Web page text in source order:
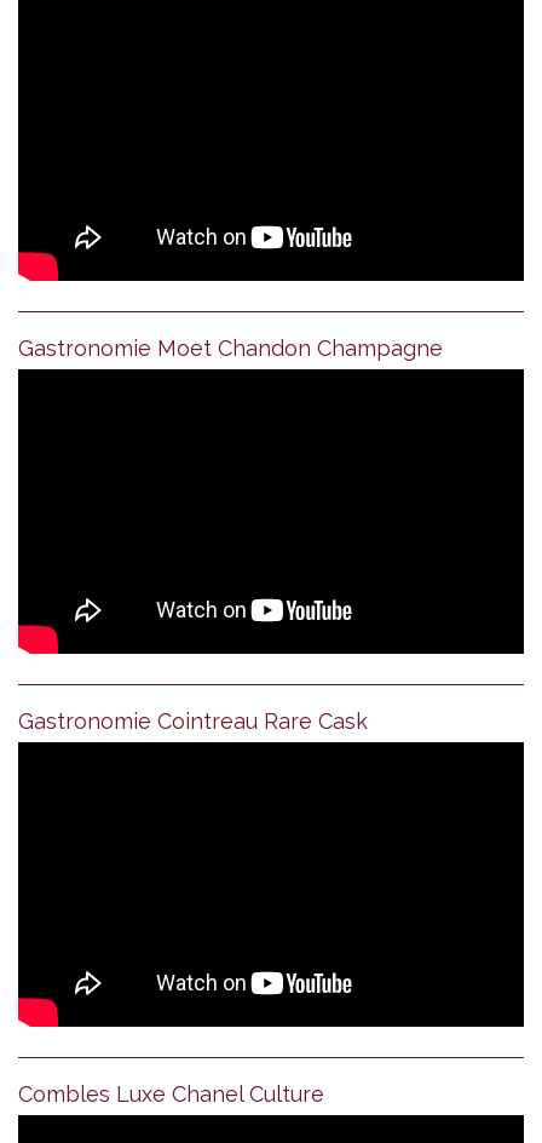
Gastronomie Moet Chandon Champagne
Gastronomie Cointreau Rare Cask
Combles Luxe Chanel Culture